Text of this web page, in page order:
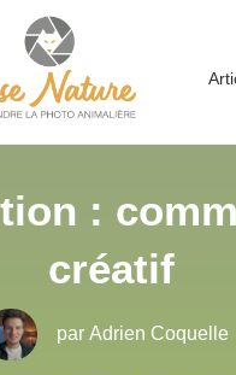
:
créatif
par Adrien Coquelle